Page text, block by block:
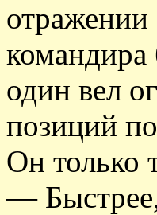
отражении
командира
один вел
позиций
Он только
—